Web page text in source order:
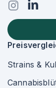
Strains &